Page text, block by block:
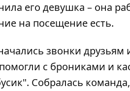
его девушка – она
на посещение есть.
звонки
с брониками и
Собралась